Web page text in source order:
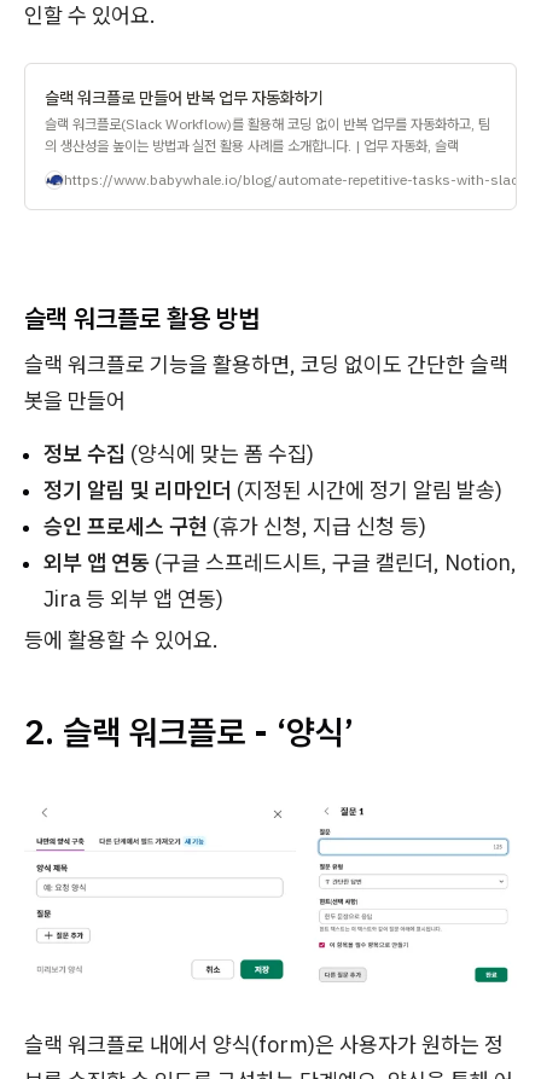
인할 수 있어요.
슬랙 워크플로 만들어 반복 업무 자동화하기
슬랙 워크플로(Slack Workflow)를 활용해 코딩 없이 반복 업무를 자동화하고, 팀
의 생산성을 높이는 방법과 실전 활용 사례를 소개합니다. | 업무 자동화, 슬랙
슬랙 워크플로 활용 방법
슬랙 워크플로 기능을 활용하면, 코딩 없이도 간단한 슬랙
봇을 만들어
정보 수집 (양식에 맞는 폼 수집)
정기 알림 및 리마인더 (지정된 시간에 정기 알림 발송)
승인 프로세스 구현 (휴가 신청, 지급 신청 등)
외부 앱 연동 (구글 스프레드시트, 구글 캘린더, Notion,
Jira 등 외부 앱 연동)
등에 활용할 수 있어요.
2. 슬랙 워크플로 - ‘양식’
슬랙 워크플로 내에서 양식(form)은 사용자가 원하는 정